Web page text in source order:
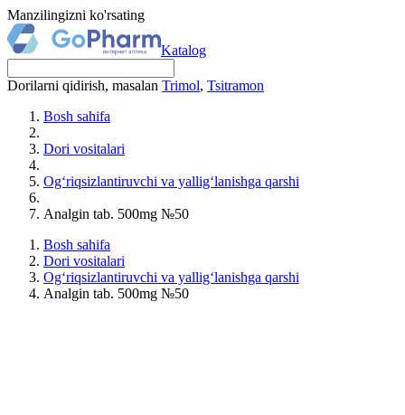
Manzilingizni ko'rsating
Katalog
Dorilarni qidirish, masalan Trimol, Tsitramon
Bosh sahifa
Dori vositalari
Og‘riqsizlantiruvchi va yallig‘lanishga qarshi
Analgin tab. 500mg №50
Bosh sahifa
Dori vositalari
Og‘riqsizlantiruvchi va yallig‘lanishga qarshi
Analgin tab. 500mg №50